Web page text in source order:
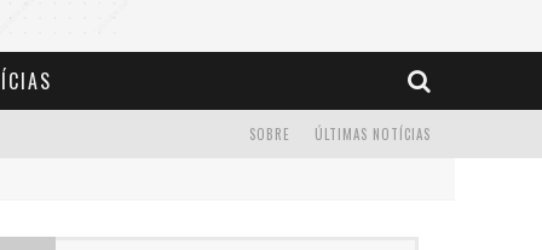
ÚLTIMAS NOTÍCIAS
SOBRE